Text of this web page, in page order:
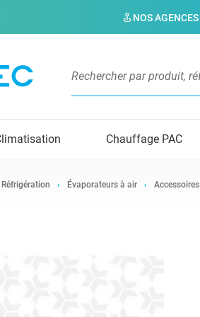
NOS AGENCES
Chauffage PAC
Réfrigération Évaporateurs à air Accessoires